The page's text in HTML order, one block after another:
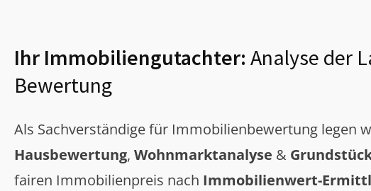
Ihr Immobiliengutachter: Analyse der
Bewertung
Als Sachverständige für Immobilienbewertung legen
Hausbewertung, Wohnmarktanalyse &
fairen Immobilienpreis nach Immobilienwert-